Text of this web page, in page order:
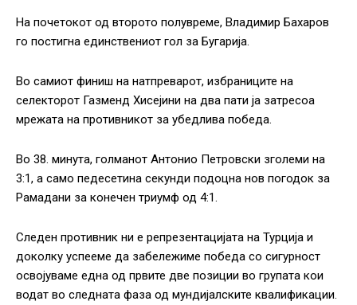
На почетокот од второто полувреме, Владимир Бахаров
го постигна единствениот гол за Бугарија.
Во самиот финиш на натпреварот, избраниците на
селекторот Газменд Хисејини на два пати ја затресоа
мрежата на противникот за убедлива победа.
Во 38. минута, голманот Антонио Петровски зголеми на
3:1, а само педесетина секунди подоцна нов погодок за
Рамадани за конечен триумф од 4:1.
Следен противник ни е репрезентацијата на Турција и
доколку успееме да забележиме победа со сигурност
освојуваме една од првите две позиции во групата кои
водат во следната фаза од мундијалските квалификации.